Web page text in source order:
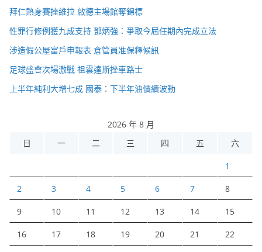
拜仁熱身賽挫維拉 啟德主場館奪錦標
性罪行修例獲九成支持 鄧炳強：爭取今屆任期內完成立法
涉造假公屋富戶申報表 倉管員准保釋候訊
足球盛會次場激戰 祖雲達斯挫車路士
上半年純利大增七成 國泰：下半年油價續波動
2026 年 8 月
日
一 二 三 四 五 六
1
2 3 4 5 6 7 8
9 10 11 12 13 14 15
16 17 18 19 20 21 22